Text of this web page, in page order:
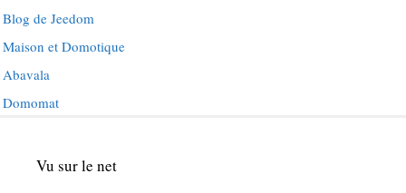
Blog de Jeedom
Maison et Domotique
Abavala
Domomat
Vu sur le net